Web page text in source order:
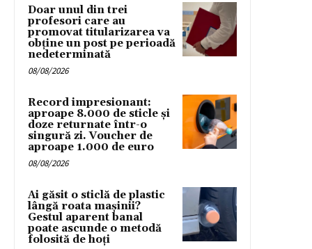
Doar unul din trei
profesori care au
promovat titularizarea va
obține un post pe perioadă
nedeterminată
08/08/2026
Record impresionant:
aproape 8.000 de sticle și
doze returnate într-o
singură zi. Voucher de
aproape 1.000 de euro
08/08/2026
Ai găsit o sticlă de plastic
lângă roata mașinii?
Gestul aparent banal
poate ascunde o metodă
folosită de hoți